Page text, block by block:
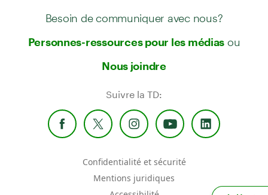
Besoin de communiquer avec nous?
Personnes-ressources pour les médias ou
Nous joindre
Suivre la TD:
Confidentialité et sécurité
Mentions juridiques